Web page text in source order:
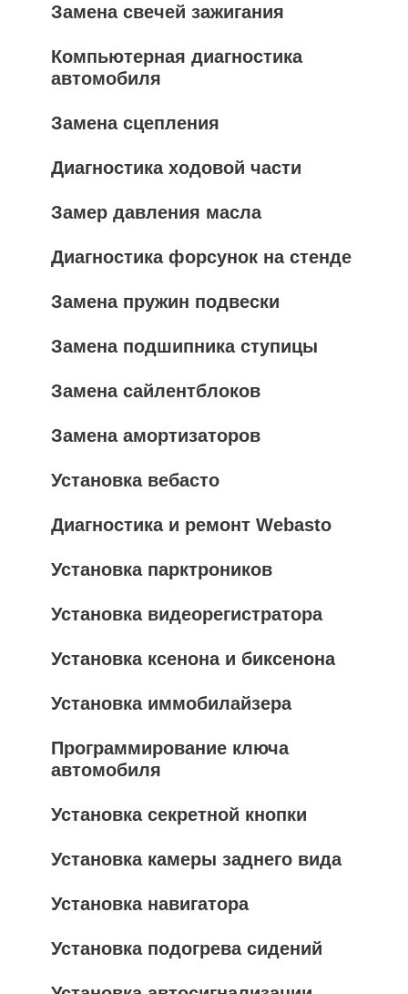
Замена свечей зажигания
Компьютерная диагностика
автомобиля
Замена сцепления
Диагностика ходовой части
Замер давления масла
Диагностика форсунок на стенде
Замена пружин подвески
Замена подшипника ступицы
Замена сайлентблоков
Замена амортизаторов
Установка вебасто
Диагностика и ремонт Webasto
Установка парктроников
Установка видеорегистратора
Установка ксенона и биксенона
Установка иммобилайзера
Программирование ключа
автомобиля
Установка секретной кнопки
Установка камеры заднего вида
Установка навигатора
Установка подогрева сидений